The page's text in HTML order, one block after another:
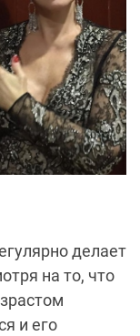
делает
на то, что
и его